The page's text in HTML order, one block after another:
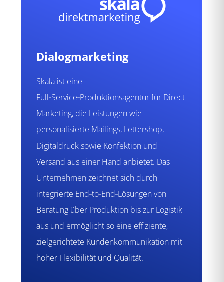
Dialogmarketing
Skala ist eine
Full‑Service‑Produktionsagentur für Direct
Marketing, die Leistungen wie
personalisierte Mailings, Lettershop,
Digitaldruck sowie Konfektion und
Versand aus einer Hand anbietet. Das
Unternehmen zeichnet sich durch
integrierte End‑to‑End‑Lösungen von
Beratung über Produktion bis zur Logistik
aus und ermöglicht so eine effiziente,
zielgerichtete Kundenkommunikation mit
hoher Flexibilität und Qualität.